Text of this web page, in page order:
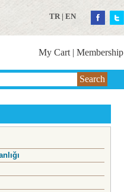
TR| EN
My Cart | Membership
Search